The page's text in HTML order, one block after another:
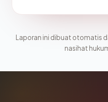
Laporan ini dibuat otomatis
nasihat